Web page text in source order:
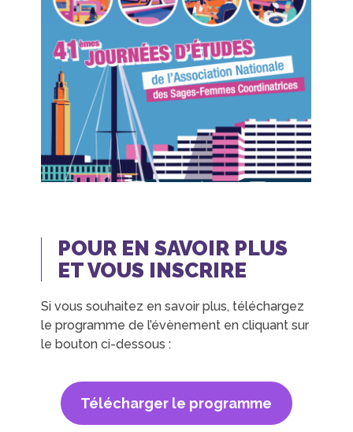
POUR EN SAVOIR PLUS
ET VOUS INSCRIRE
Si vous souhaitez en savoir plus, téléchargez
le programme de l’évènement en cliquant sur
le bouton ci-dessous :
Télécharger le programme